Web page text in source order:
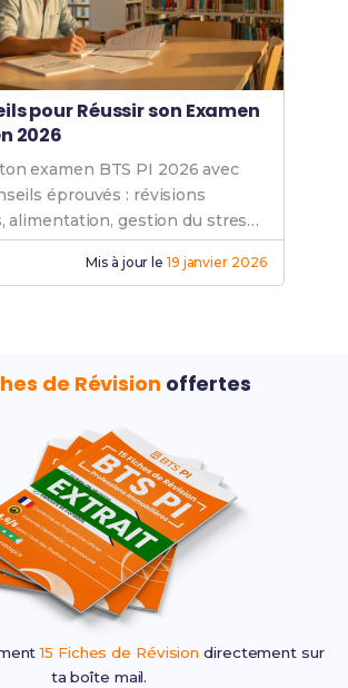
pour Réussir son Examen
2026
examen BTS PI 2026 avec
éprouvés : révisions
alimentation, gestion du stress.
nos stratégies gagnantes !
Mis à jour le 19 janvier 2026
de Révision offertes
15 Fiches de Révision directement sur
ta boîte mail.